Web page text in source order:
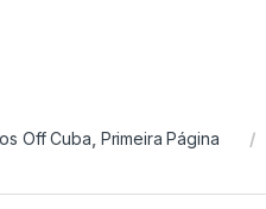
Off Cuba Primeira Página